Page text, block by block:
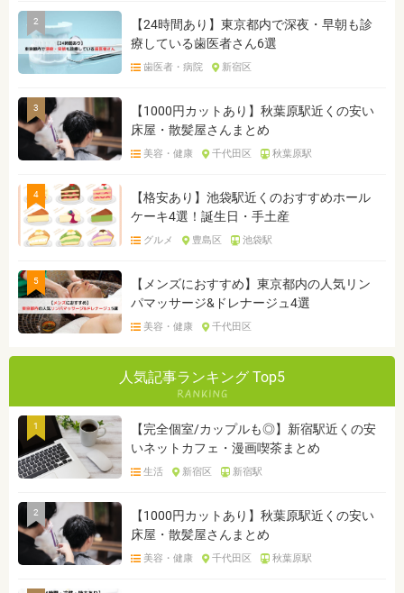
2
【24時間あり】東京都内で深夜・早朝も診
療している歯医者さん6選
歯医者・病院 新宿区
3
【1000円カットあり】秋葉原駅近くの安い
床屋・散髪屋さんまとめ
美容・健康 千代田区 秋葉原駅
4
【格安あり】池袋駅近くのおすすめホール
ケーキ4選！誕生日・手土産
グルメ 豊島区 池袋駅
5
【メンズにおすすめ】東京都内の人気リン
パマッサージ&ドレナージュ4選
美容・健康 千代田区
人気記事ランキング Top5
1
【完全個室/カップルも◎】新宿駅近くの安
いネットカフェ・漫画喫茶まとめ
生活 新宿区 新宿駅
2
【1000円カットあり】秋葉原駅近くの安い
床屋・散髪屋さんまとめ
美容・健康 千代田区 秋葉原駅